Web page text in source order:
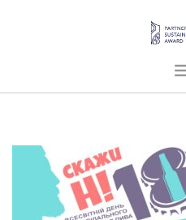
ПРО НАС
ПРОЄКТИ
ПУБЛІКАЦІЇ